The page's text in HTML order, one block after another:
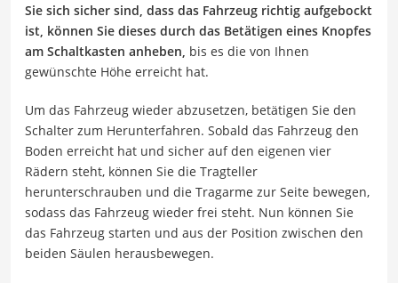
Sie sich sicher sind, dass das Fahrzeug richtig aufgebockt
ist, können Sie dieses durch das Betätigen eines Knopfes
am Schaltkasten anheben, bis es die von Ihnen
gewünschte Höhe erreicht hat.
Um das Fahrzeug wieder abzusetzen, betätigen Sie den
Schalter zum Herunterfahren. Sobald das Fahrzeug den
Boden erreicht hat und sicher auf den eigenen vier
Rädern steht, können Sie die Tragteller
herunterschrauben und die Tragarme zur Seite bewegen,
sodass das Fahrzeug wieder frei steht. Nun können Sie
das Fahrzeug starten und aus der Position zwischen den
beiden Säulen herausbewegen.